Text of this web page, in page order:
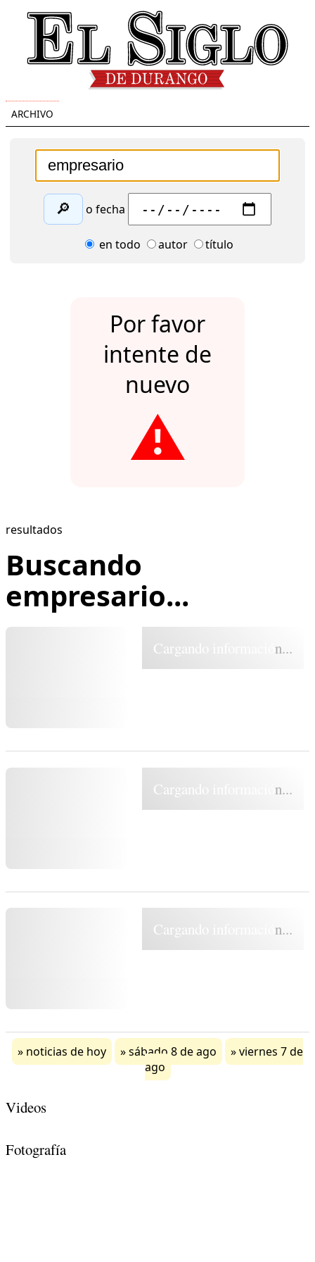
ARCHIVO
🔎 o fecha
en todo autor título
Por favor
intente de
nuevo
⚠️
resultados
Buscando
empresario...
Cargando información...
Cargando información...
Cargando información...
noticias de hoy sábado 8 de ago
viernes 7 de
ago
Videos
Fotografía